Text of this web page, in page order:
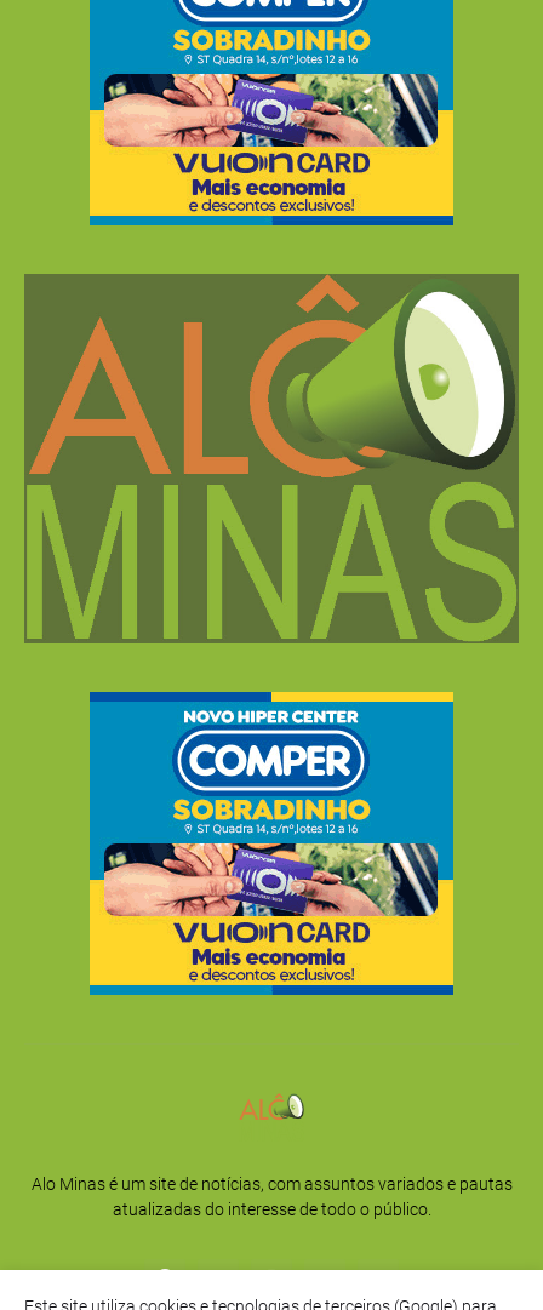
Alo Minas é um site de notícias, com assuntos variados e pautas
atualizadas do interesse de todo o público.